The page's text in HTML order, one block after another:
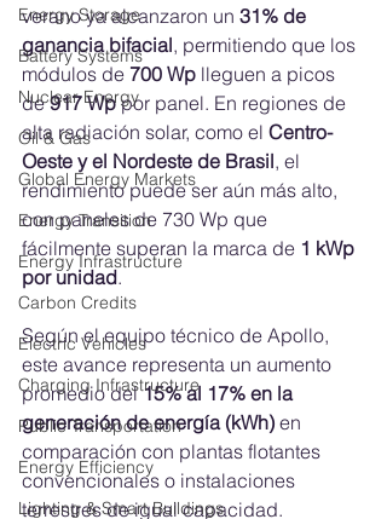
Energy Storage
Battery Systems
Nuclear Energy
Oil & Gas
Global Energy Markets
Energy Transition
Energy Infrastructure
Carbon Credits
Electric Vehicles
Charging Infrastructure
Public Transportation
Energy Efficiency
Lighting & Smart Buildings
verano ya alcanzaron un 31% de
ganancia bifacial, permitiendo que los
módulos de 700 Wp lleguen a picos
de 917 Wp por panel. En regiones de
alta radiación solar, como el Centro-
Oeste y el Nordeste de Brasil, el
rendimiento puede ser aún más alto,
con paneles de 730 Wp que
fácilmente superan la marca de 1 kWp
por unidad.
Según el equipo técnico de Apollo,
este avance representa un aumento
promedio del 15% al 17% en la
generación de energía (kWh) en
comparación con plantas flotantes
convencionales o instalaciones
terrestres de igual capacidad.